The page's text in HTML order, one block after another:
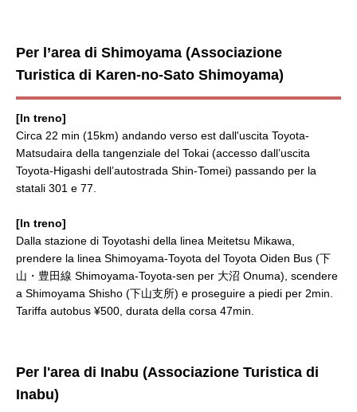
Per l’area di Shimoyama (Associazione
Turistica di Karen-no-Sato Shimoyama)
[In treno]
Circa 22 min (15km) andando verso est dall'uscita Toyota-
Matsudaira della tangenziale del Tokai (accesso dall’uscita
Toyota-Higashi dell’autostrada Shin-Tomei) passando per la
statali 301 e 77.
[In treno]
Dalla stazione di Toyotashi della linea Meitetsu Mikawa,
prendere la linea Shimoyama-Toyota del Toyota Oiden Bus (下
山・豊田線 Shimoyama-Toyota-sen per 大沼 Onuma), scendere
a Shimoyama Shisho (下山支所) e proseguire a piedi per 2min.
Tariffa autobus ¥500, durata della corsa 47min.
Per l'area di Inabu (Associazione Turistica di
Inabu)